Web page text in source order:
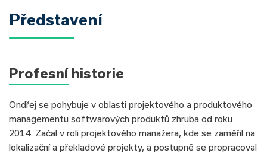
Představení
Profesní historie
Ondřej se pohybuje v oblasti projektového a produktového
managementu softwarových produktů zhruba od roku
2014. Začal v roli projektového manažera, kde se zaměřil na
lokalizační a překladové projekty, a postupně se propracoval